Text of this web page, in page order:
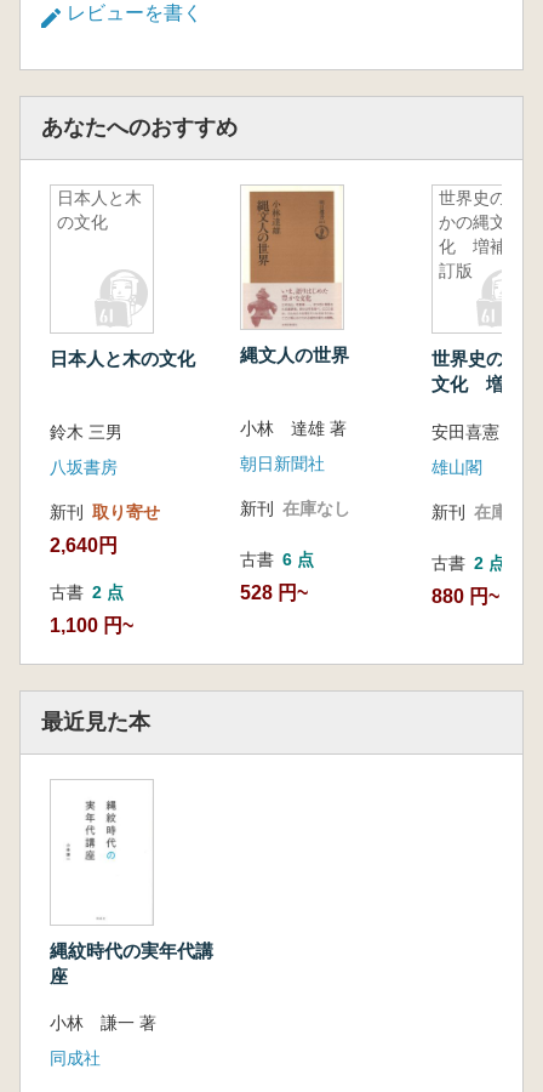
レビューを書く
あなたへのおすすめ
日本人と木
の文化
日本人と木の文化
鈴木 三男
八坂書房
新刊 取り寄せ
2,640円
古書 2 点
1,100 円~
縄文人の世界
小林 達雄 著
朝日新聞社
新刊 在庫なし
古書 6 点
528 円~
世界史のな
かの縄文文
化 増補改
訂版
世界史のな
文化 増補改
安田喜憲 著
雄山閣
新刊 在庫なし
古書 2 点
880 円~
最近見た本
縄紋時代の実年代講
座
小林 謙一 著
同成社